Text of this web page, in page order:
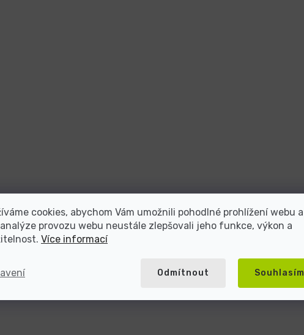
cookies, abychom Vám umožnili pohodlné prohlížení webu a
provozu webu neustále zlepšovali jeho funkce, výkon a
Více informací
Odmítnout Souhlasím